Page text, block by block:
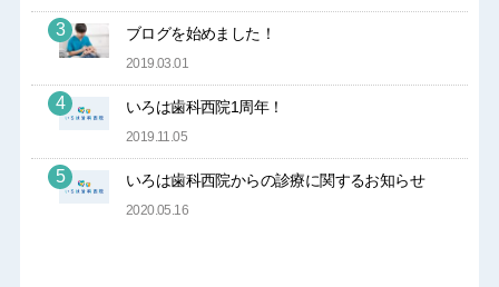
ブログを始めました！
2019.03.01
いろは歯科西院1周年！
2019.11.05
いろは歯科西院からの診療に関するお知らせ
2020.05.16